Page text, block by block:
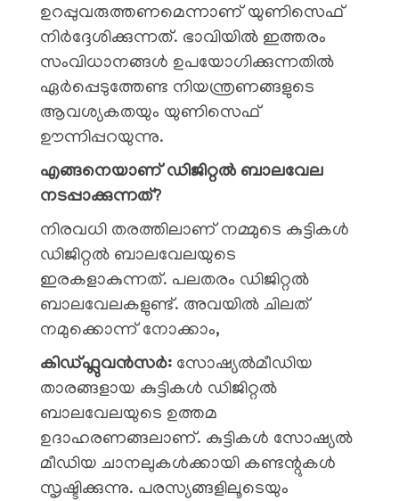
ഉറപ്പുവരുത്തണമെന്നാണ് യുണിസെഫ്
നിർദ്ദേശിക്കുന്നത്. ഭാവിയിൽ ഇത്തരം
സംവിധാനങ്ങൾ ഉപയോ​ഗിക്കുന്നതിൽ
ഏർപ്പെടുത്തേണ്ട നിയന്ത്രണങ്ങളുടെ
ആവശ്യകതയും യുണിസെഫ്
ഊന്നിപ്പറയുന്നു.
എങ്ങനെയാണ് ഡിജിറ്റൽ ബാലവേല
നടപ്പാക്കുന്നത്?
നിരവധി തരത്തിലാണ് നമ്മുടെ കുട്ടികൾ
ഡിജിറ്റൽ ബാലവേലയുടെ
ഇരകളാകുന്നത്. പലതരം ഡിജിറ്റൽ
ബാലവേലകളുണ്ട്. അവയിൽ ചിലത്
നമുക്കൊന്ന് നോക്കാം,
കിഡ്‌ഫ്ലുവൻസർ: സോഷ്യൽമീഡിയ
താരങ്ങളായ കുട്ടികൾ ഡിജിറ്റൽ
ബാലവേലയുടെ ഉത്തമ
ഉദാഹരണങ്ങലാണ്. കുട്ടികൾ സോഷ്യൽ
മീഡിയ ചാനലുകൾക്കായി കണ്ടന്റുകൾ
സൃഷ്ടിക്കുന്നു. പരസ്യങ്ങളിലൂടെയും